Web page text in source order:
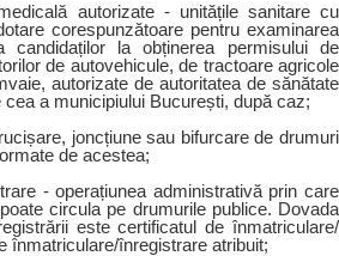
autorizate - unitățile sanitare cu
corespunzătoare pentru examinarea
candidaților la obținerea permisului de
de autovehicule, de tractoare agricole
autorizate de autoritatea de sănătate
cea a municipiului București, după caz;
joncțiune sau bifurcare de drumuri
de acestea;
- operațiunea administrativă prin care
circula pe drumurile publice. Dovada
este certificatul de înmatriculare/
înmatriculare/înregistrare atribuit;